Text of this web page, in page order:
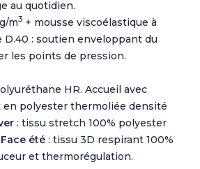
au quotidien.
m3 + mousse viscoélastique à
D.40 : soutien enveloppant du
les points de pression.
HR. Accueil avec
en polyester thermoliée densité
: tissu stretch 100% polyester
Face été : tissu 3D respirant 100%
et thermorégulation.